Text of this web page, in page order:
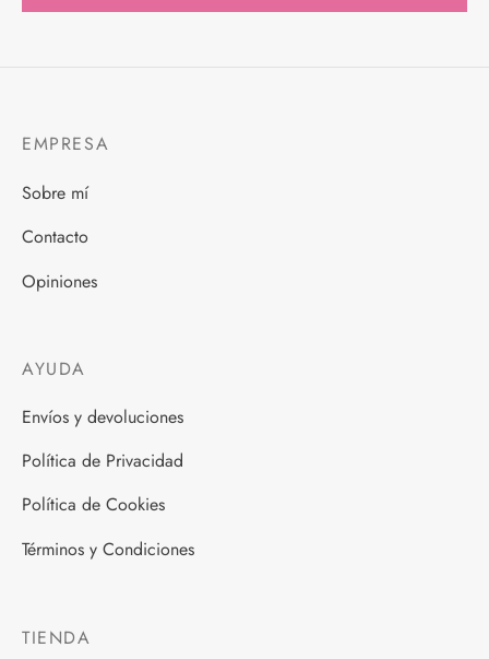
EMPRESA
Sobre mí
Contacto
Opiniones
AYUDA
Envíos y devoluciones
Política de Privacidad
Política de Cookies
Términos y Condiciones
TIENDA